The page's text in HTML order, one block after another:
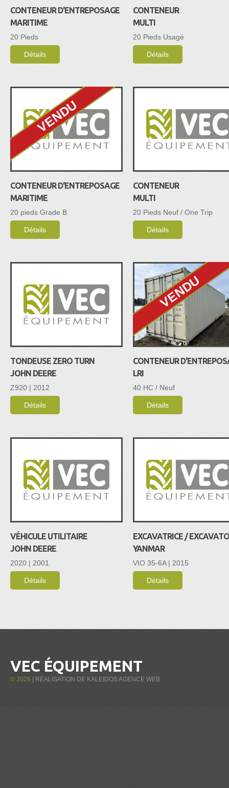
CONTENEUR D'ENTREPOSAGE
MARITIME
20 Pieds
Détails
CONTENEUR
MULTI
20 Pieds Usagé
Détails
VENDU
CONTENEUR D'ENTREPOSAGE
MARITIME
20 pieds Grade B
Détails
CONTENEUR
MULTI
20 Pieds Neuf / One Trip
Détails
TONDEUSE ZERO TURN
JOHN DEERE
Z920 | 2012
Détails
VENDU
CONTENEUR
LRI
40 HC / Neuf
Détails
VÉHICULE UTILITAIRE
JOHN DEERE
2020 | 2001
Détails
EXCAVATRICE /
YANMAR
VIO 35-6A | 2015
Détails
VEC ÉQUIPEMENT
© 2026 | RÉALISATION DE KALEIDOS AGENCE WEB